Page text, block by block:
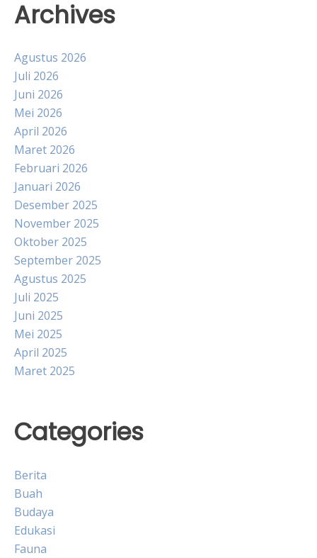
Archives
Agustus 2026
Juli 2026
Juni 2026
Mei 2026
April 2026
Maret 2026
Februari 2026
Januari 2026
Desember 2025
November 2025
Oktober 2025
September 2025
Agustus 2025
Juli 2025
Juni 2025
Mei 2025
April 2025
Maret 2025
Categories
Berita
Buah
Budaya
Edukasi
Fauna